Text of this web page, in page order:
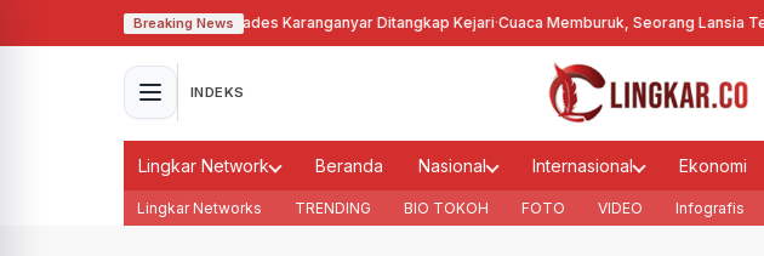
Breaking News
Tanah Bengkok, Kades Karanganyar Ditangkap Kejari·Cuaca Memburuk, Seorang Lansia
INDEKS
Lingkar Network Beranda Nasional Internasional Ekonomi
Lingkar Networks TRENDING BIO TOKOH FOTO VIDEO Infografis